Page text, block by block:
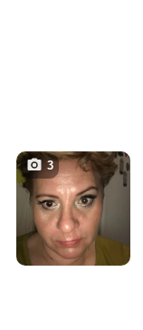
3